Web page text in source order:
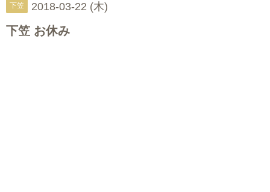
下笠 2018-03-22 (木)
下笠 お休み